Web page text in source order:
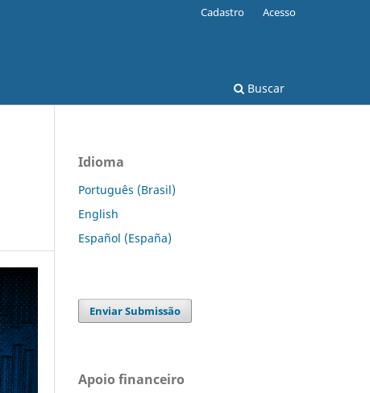
Buscar
Cadastro Acesso
Idioma
Português (Brasil)
English
Español (España)
Enviar Submissão
Apoio financeiro